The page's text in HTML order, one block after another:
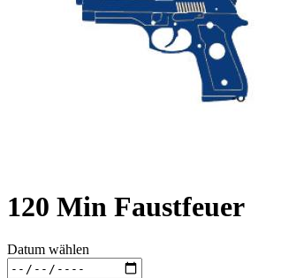
120 Min Faustfeuer
Datum wählen